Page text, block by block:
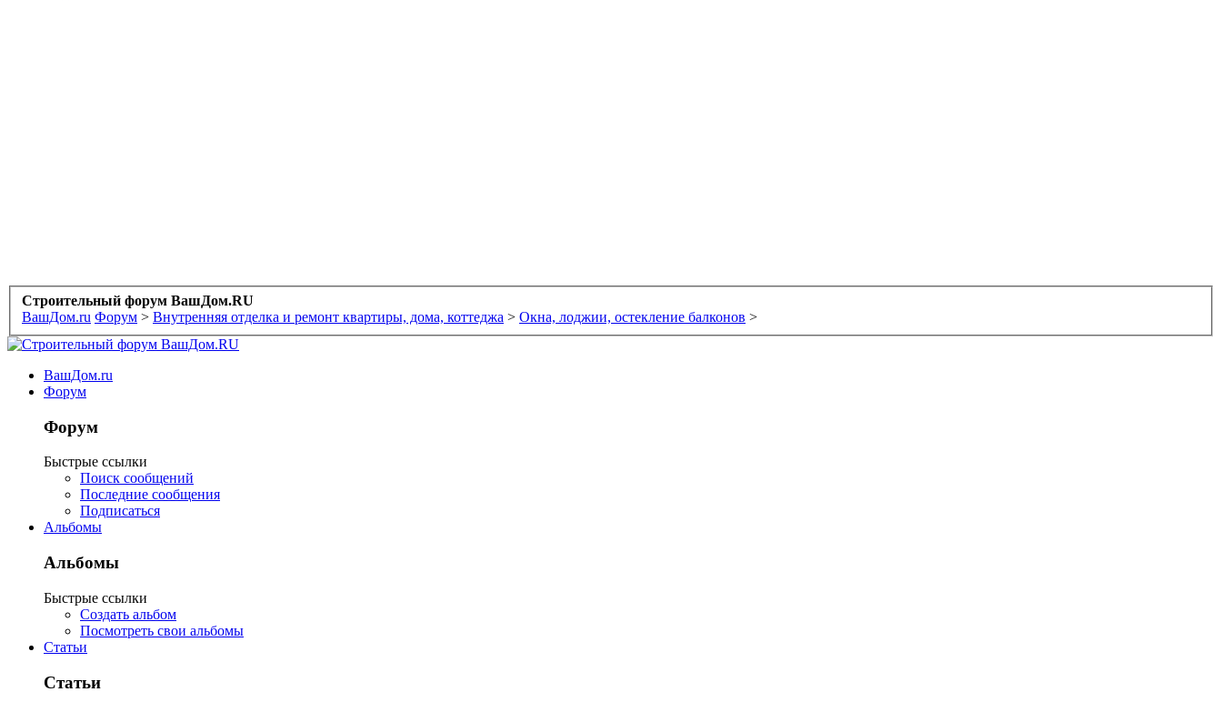
Строительный форум ВашДом.RU
ВашДом.ru Форум > Внутренняя отделка и ремонт квартиры, дома, коттеджа > Окна, лоджии, остекление балконов >
ВашДом.ru
Форум
Форум
Быстрые ссылки
Поиск сообщений
Последние сообщения
Подписаться
Альбомы
Альбомы
Быстрые ссылки
Создать альбом
Посмотреть свои альбомы
Статьи
Статьи